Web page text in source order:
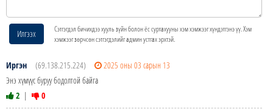
Илгээх
Сэтгэгдэл бичихдээ хууль зүйн болон ёс суртахууны хэм хэмжээг хүндэтгэнэ үү. Хэм
хэмжээг зөрчсөн сэтгэгдэлийг админ устгах эрхтэй.
Иргэн (69.138.215.224)
2025 оны 03 сарын 13
Энэ хүмүүс буруу бодолтой байга
2 | 0